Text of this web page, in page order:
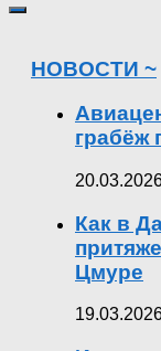
НОВОСТИ ~
грабёж
Как в
Цмуре